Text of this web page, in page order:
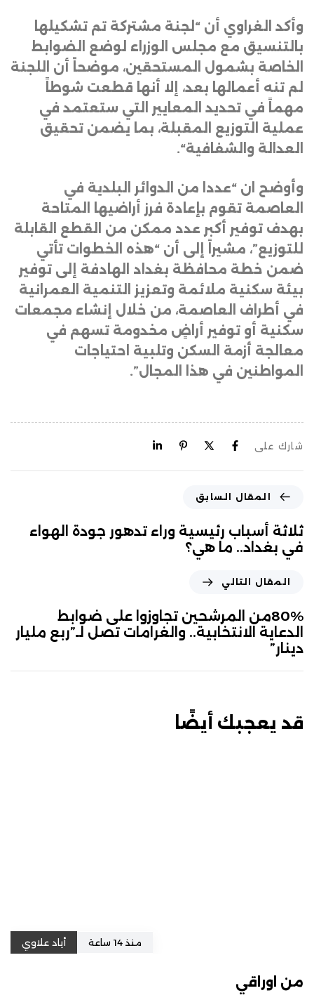
وأكد الغراوي أن “لجنة مشتركة تم تشكيلها
بالتنسيق مع مجلس الوزراء لوضع الضوابط
الخاصة بشمول المستحقين، موضحاً أن اللجنة
لم تنه أعمالها بعد، إلا أنها قطعت شوطاً
مهماً في تحديد المعايير التي ستعتمد في
عملية التوزيع المقبلة، بما يضمن تحقيق
العدالة والشفافية“.
وأوضح ان “عددا من الدوائر البلدية في
العاصمة تقوم بإعادة فرز أراضيها المتاحة
بهدف توفير أكبر عدد ممكن من القطع القابلة
للتوزيع”، مشيراً إلى أن “هذه الخطوات تأتي
ضمن خطة محافظة بغداد الهادفة إلى توفير
بيئة سكنية ملائمة وتعزيز التنمية العمرانية
في أطراف العاصمة، من خلال إنشاء مجمعات
سكنية أو توفير أراضٍ مخدومة تسهم في
معالجة أزمة السكن وتلبية احتياجات
المواطنين في هذا المجال”.
شارك على
المقال السابق
ثلاثة أسباب رئيسية وراء تدهور جودة الهواء
في بغداد.. ما هي؟
المقال التالي
80%من المرشحين تجاوزوا على ضوابط
الدعاية الانتخابية.. والغرامات تصل لـ”ربع مليار
دينار”
قد يعجبك أيضًا
منذ 14 ساعة أياد علاوي
من اوراقي